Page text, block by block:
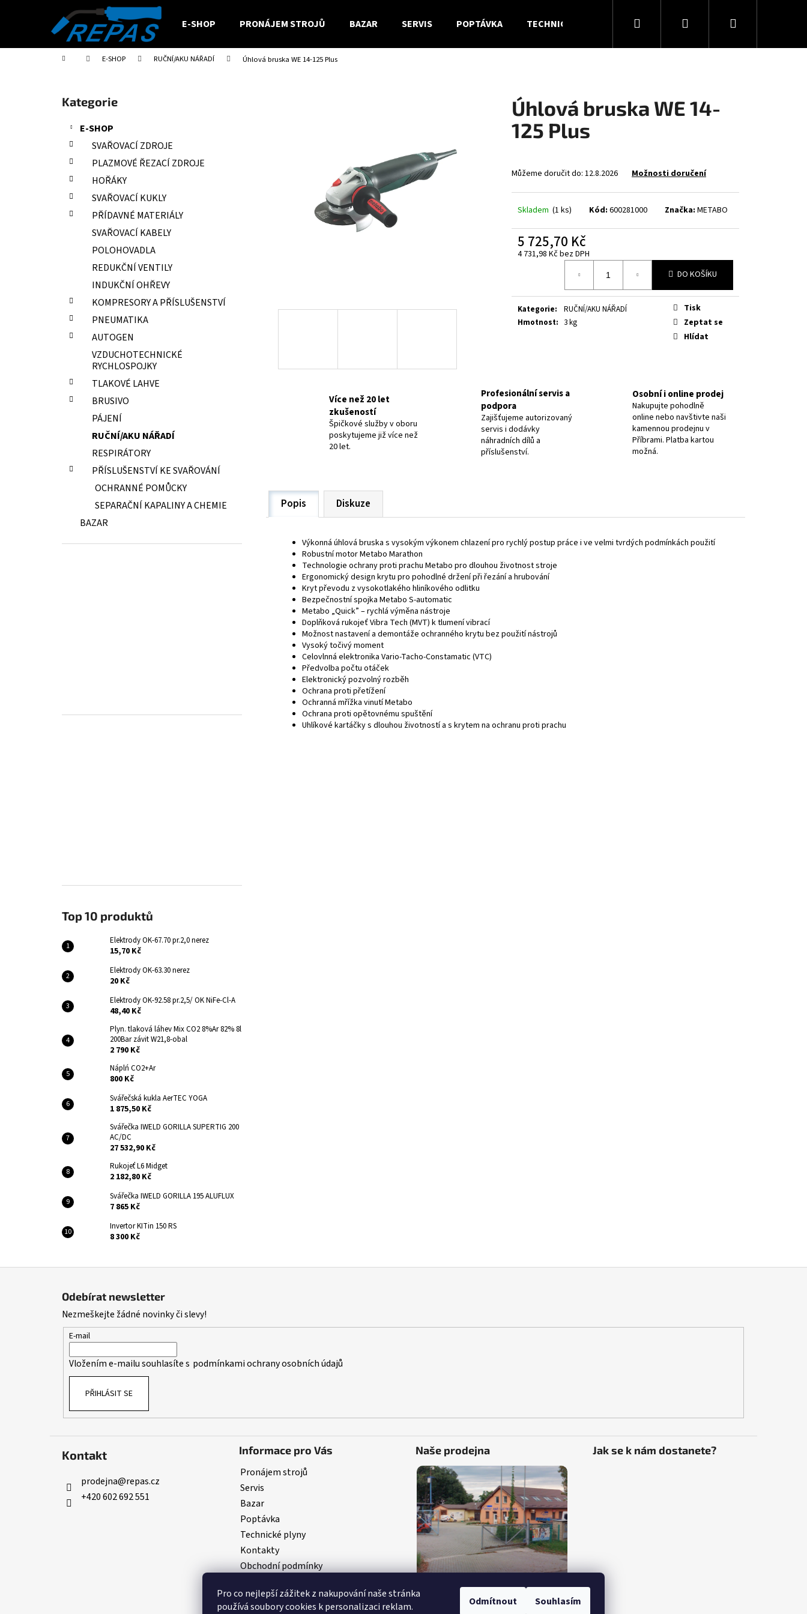
Pro co nejlepší zážitek z nakupování naše stránka
používá soubory cookies k personalizaci reklam.
Odmítnout Souhlasím
E-SHOP PRONÁJEM STROJŮ BAZAR SERVIS POPTÁVKA TECHNICKÉ PLYNY KONTAKTY
Hledat PřihlášeníNákupní
Domů E-SHOP RUČNÍ/AKU NÁŘADÍ Úhlová bruska WE 14-125 Plus
Přeskočit
kategorie
Kategorie
E-SHOP
SVAŘOVACÍ ZDROJE
PLAZMOVÉ ŘEZACÍ ZDROJE
HOŘÁKY
SVAŘOVACÍ KUKLY
PŘÍDAVNÉ MATERIÁLY
SVAŘOVACÍ KABELY
POLOHOVADLA
REDUKČNÍ VENTILY
INDUKČNÍ OHŘEVY
KOMPRESORY A PŘÍSLUŠENSTVÍ
PNEUMATIKA
AUTOGEN
VZDUCHOTECHNICKÉ
RYCHLOSPOJKY
TLAKOVÉ LAHVE
BRUSIVO
PÁJENÍ
RUČNÍ/AKU NÁŘADÍ
RESPIRÁTORY
PŘÍSLUŠENSTVÍ KE SVAŘOVÁNÍ
OCHRANNÉ POMŮCKY
SEPARAČNÍ KAPALINY A CHEMIE
BAZAR
Top 10 produktů
Elektrody OK-67.70 pr.2,0 nerez
15,70 Kč
Elektrody OK-63.30 nerez
20 Kč
Elektrody OK-92.58 pr.2,5/ OK NiFe-Cl-A
48,40 Kč
Plyn. tlaková láhev Mix CO2 8%Ar 82% 8l
200Bar závit W21,8-obal
2 790 Kč
Náplń CO2+Ar
800 Kč
Svářečská kukla AerTEC YOGA
1 875,50 Kč
Svářečka IWELD GORILLA SUPERTIG 200
AC/DC
27 532,90 Kč
Rukojeť L6 Midget
2 182,80 Kč
Svářečka IWELD GORILLA 195 ALUFLUX
7 865 Kč
Invertor KITin 150 RS
8 300 Kč
Úhlová bruska WE 14-
125 Plus
Můžeme doručit do: 12.8.2026 Možnosti doručení
Skladem (1 ks) Kód: 600281000 Značka: METABO
5 725,70 Kč
4 731,98 Kč bez DPH
DO KOŠÍKU
Kategorie:
RUČNÍ/AKU NÁŘADÍ
Hmotnost: 3 kg
Tisk
Zeptat se
Hlídat
Více než 20 let
zkušeností
Špičkové služby v oboru
poskytujeme již více než
20 let.
Profesionální servis a
podpora
Zajišťujeme autorizovaný
servis i dodávky
náhradních dílů a
příslušenství.
Osobní i online prodej
Nakupujte pohodlně
online nebo navštivte naši
kamennou prodejnu v
Příbrami. Platba kartou
možná.
Popis Diskuze
Výkonná úhlová bruska s vysokým výkonem chlazení pro rychlý postup práce i ve velmi tvrdých podmínkách použití
Robustní motor Metabo Marathon
Technologie ochrany proti prachu Metabo pro dlouhou životnost stroje
Ergonomický design krytu pro pohodlné držení při řezání a hrubování
Kryt převodu z vysokotlakého hliníkového odlitku
Bezpečnostní spojka Metabo S-automatic
Metabo „Quick” – rychlá výměna nástroje
Doplňková rukojeť Vibra Tech (MVT) k tlumení vibrací
Možnost nastavení a demontáže ochranného krytu bez použití nástrojů
Vysoký točivý moment
Celovlnná elektronika Vario-Tacho-Constamatic (VTC)
Předvolba počtu otáček
Elektronický pozvolný rozběh
Ochrana proti přetížení
Ochranná mřížka vinutí Metabo
Ochrana proti opětovnému spuštění
Uhlíkové kartáčky s dlouhou životností a s krytem na ochranu proti prachu
í
Zpět
do
Zpět
do
Co potřebujete najít?
Doporučujeme
Následující
ELEKTRODY OK-67.70 PR.2,0 NEREZ
15,70 Kč
ELEKTRODY OK-92.58 PR.2,5/ OK NIFE-CL-A
Odebírat newsletter
Nezmeškejte žádné novinky či slevy!
E-mail
Vložením e-mailu souhlasíte s podmínkami ochrany osobních údajů
PŘIHLÁSIT SE
Kontakt
prodejna@repas.cz
+420 602 692 551
Informace pro Vás
Pronájem strojů
Servis
Bazar
Poptávka
Technické plyny
Kontakty
Obchodní podmínky
Naše prodejna Jak se k nám dostanete?